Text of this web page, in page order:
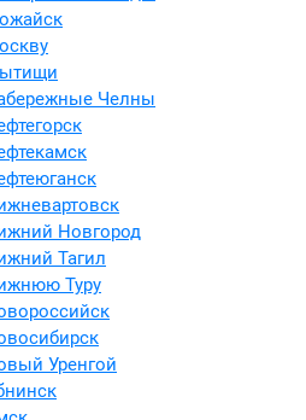
Челны
Новгород
Тагил
Туру
Уренгой